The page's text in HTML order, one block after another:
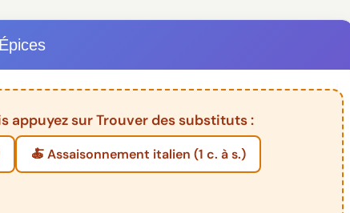
appuyez sur Trouver des substituts :
🍝 Assaisonnement italien (1 c. à s.)